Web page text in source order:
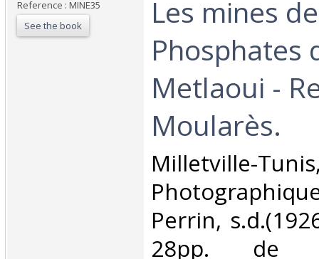
Reference : MINE35
See the book
‎Les mines
Phosphates
Metlaoui -
Moularès.‎
‎Milletville-
Perrin,
28pp. de